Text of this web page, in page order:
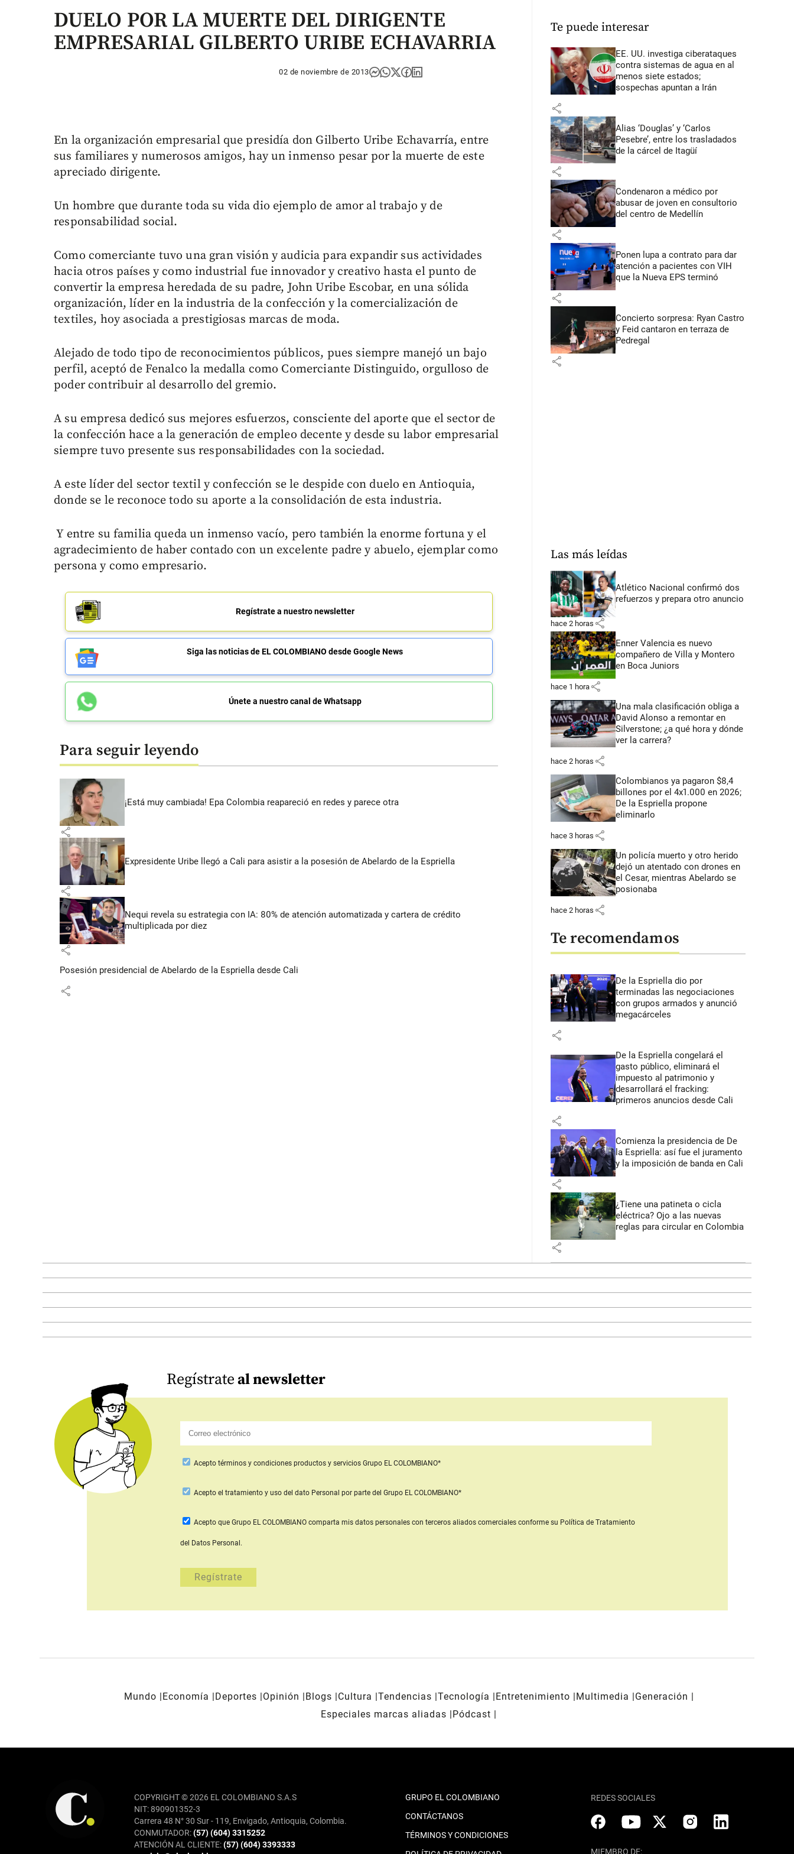
DUELO POR LA MUERTE DEL DIRIGENTE
EMPRESARIAL GILBERTO URIBE ECHAVARRIA
02 de noviembre de 2013
En la organización empresarial que presidía don Gilberto Uribe Echavarría, entre
sus familiares y numerosos amigos, hay un inmenso pesar por la muerte de este
apreciado dirigente.
Un hombre que durante toda su vida dio ejemplo de amor al trabajo y de
responsabilidad social.
Como comerciante tuvo una gran visión y audicia para expandir sus actividades
hacia otros países y como industrial fue innovador y creativo hasta el punto de
convertir la empresa heredada de su padre, John Uribe Escobar, en una sólida
organización, líder en la industria de la confección y la comercialización de
textiles, hoy asociada a prestigiosas marcas de moda.
Alejado de todo tipo de reconocimientos públicos, pues siempre manejó un bajo
perfil, aceptó de Fenalco la medalla como Comerciante Distinguido, orgulloso de
poder contribuir al desarrollo del gremio.
A su empresa dedicó sus mejores esfuerzos, consciente del aporte que el sector de
la confección hace a la generación de empleo decente y desde su labor empresarial
siempre tuvo presente sus responsabilidades con la sociedad.
A este líder del sector textil y confección se le despide con duelo en Antioquia,
donde se le reconoce todo su aporte a la consolidación de esta industria.
Y entre su familia queda un inmenso vacío, pero también la enorme fortuna y el
agradecimiento de haber contado con un excelente padre y abuelo, ejemplar como
persona y como empresario.
Regístrate a nuestro newsletter
Siga las noticias de EL COLOMBIANO desde Google News
Únete a nuestro canal de Whatsapp
Para seguir leyendo
¡Está muy cambiada! Epa Colombia reapareció en redes y parece otra
share
Expresidente Uribe llegó a Cali para asistir a la posesión de Abelardo de la Espriella
share
Nequi revela su estrategia con IA: 80% de atención automatizada y cartera de crédito
multiplicada por diez
share
Posesión presidencial de Abelardo de la Espriella desde Cali
share
Te puede interesar
EE. UU. investiga ciberataques
contra sistemas de agua en al
menos siete estados;
sospechas apuntan a Irán
share
Alias ‘Douglas’ y ‘Carlos
Pesebre’, entre los trasladados
de la cárcel de Itagüí
share
Condenaron a médico por
abusar de joven en consultorio
del centro de Medellín
share
Ponen lupa a contrato para dar
atención a pacientes con VIH
que la Nueva EPS terminó
share
Concierto sorpresa: Ryan Castro
y Feid cantaron en terraza de
Pedregal
share
Las más leídas
Atlético Nacional confirmó dos
refuerzos y prepara otro anuncio
hace 2 horas share
Enner Valencia es nuevo
compañero de Villa y Montero
en Boca Juniors
hace 1 hora share
Una mala clasificación obliga a
David Alonso a remontar en
Silverstone; ¿a qué hora y dónde
ver la carrera?
hace 2 horas share
Colombianos ya pagaron $8,4
billones por el 4x1.000 en 2026;
De la Espriella propone
eliminarlo
hace 3 horas share
Un policía muerto y otro herido
dejó un atentado con drones en
el Cesar, mientras Abelardo se
posionaba
hace 2 horas share
Te recomendamos
De la Espriella dio por
terminadas las negociaciones
con grupos armados y anunció
megacárceles
share
De la Espriella congelará el
gasto público, eliminará el
impuesto al patrimonio y
desarrollará el fracking:
primeros anuncios desde Cali
share
Comienza la presidencia de De
la Espriella: así fue el juramento
y la imposición de banda en Cali
share
¿Tiene una patineta o cicla
eléctrica? Ojo a las nuevas
reglas para circular en Colombia
share
Regístrateal newsletter
Acepto términos y condiciones productos y servicios Grupo EL COLOMBIANO*
Aceptoel tratamiento y uso del dato Personal por parte del Grupo EL COLOMBIANO*
Acepto que Grupo EL COLOMBIANO comparta mis datos personales con terceros aliados comercialesconforme su Política de Tratamiento
del Datos Personal.
Mundo Economía Deportes Opinión Blogs Cultura Tendencias Tecnología Entretenimiento Multimedia
Generación
Especiales marcas aliadas
Pódcast
COPYRIGHT © 2026 EL COLOMBIANO S.A.S
NIT: 890901352-3
Carrera 48 N° 30 Sur - 119, Envigado, Antioquia, Colombia.
CONMUTADOR:(57) (604) 3315252
ATENCIÓN AL CLIENTE:(57) (604) 3393333
GRUPO EL COLOMBIANO
CONTÁCTANOS
TÉRMINOS Y CONDICIONES
REDES SOCIALES
MIEMBRO DE: